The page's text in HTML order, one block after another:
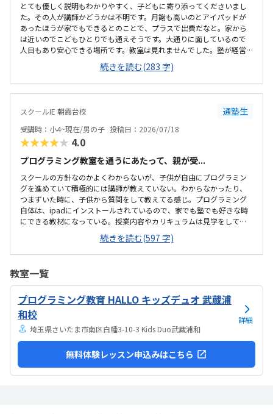
とても優しく説明もわかりやすく、子どもに寄り添ってくださいまし
た。その人が講師かどうかは不明です。月謝も高いのとアイパッドが
あったほうが家でもできるとのことで、プラスで出費だなと。家から
は近いのでこどもひとりでも通えそうです。大通りに面しているので
人目もあり安心できる場所です。教室は見れませんでした。塾が経営
しているとのことで塾の方の教室は少し覗けました。建物自体が古い
感じでした。週1で15,000円は高いように思いました。もう少し回数を
増やしてもらうか、下げてもらえると助かります。説明してくれた方
はとても説明がわかりやすく、こどもに寄り添ってくださいました。
続きを読む(283 字)
スクールIE 朝霞台校 通塾生
受講時：小4~現在/男の子 投稿日：2026/07/18
★★★★★ 4.0
プログラミング教室を通うにあたって、親が受...
スクールの方針なのかよくわからないが、子供が自由にプログラミン
グを進めていて積極的には講師が教えていない。わからなかったり、
つまずいた時に、子供から質問をして教えてる感じ。プログラミング
自体は、ipadにインストールされているので、家でも塾でも好きな時
にできる教材になっている。授業内容やカリキュラムは見学をしてい
ないので子供の話だが、積極的に講師が教えていないみたい。月1回は
プログラミングで作ったものを発表すると聞いていたが、実施してな
いみたい。駅からは徒歩ですぐ来れる距離で、一本道だから迷うこと
は路上駐車になります。駐輪スペースはあるので子供一人でも近い人
なら行けると思います。奥の方まで覗いたことはないので詳しくはわ
からないが、入り口や教室の内装は奇麗だと思います。気軽に入りや
すい感じがします。ひとそれぞれになってしまい...
続きを読む(597 字)
教室一覧
プログラミング教育 HALLO キッズデュオ 武蔵浦
和校
埼玉県さいたま市南区白幡3-10-3 Kids Duo武蔵浦和
詳細
無料体験レッスン申込みはこちら